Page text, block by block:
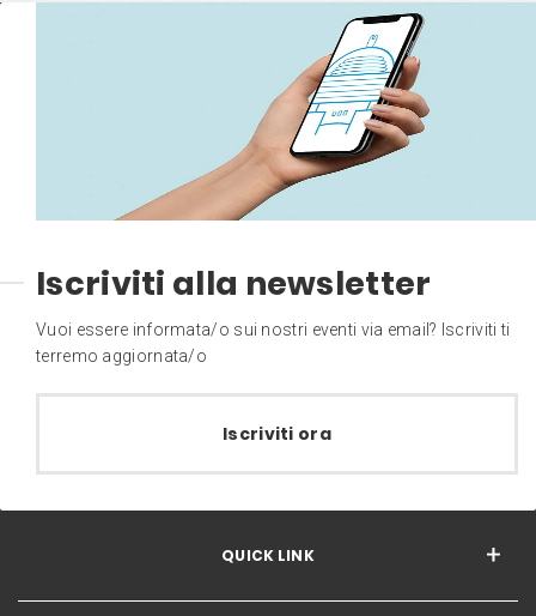
Iscriviti alla newsletter
Vuoi essere informata/o sui nostri eventi via email? Iscriviti ti
terremo aggiornata/o
Iscriviti ora
QUICK LINK